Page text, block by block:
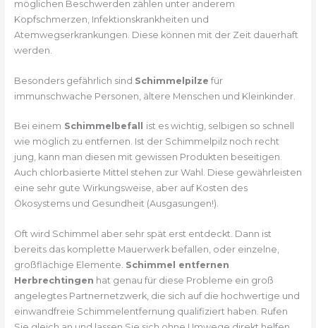
möglichen Beschwerden zählen unter anderem
Kopfschmerzen, Infektionskrankheiten und
Atemwegserkrankungen. Diese können mit der Zeit dauerhaft
werden.
Besonders gefährlich sind Schimmelpilze für
immunschwache Personen, ältere Menschen und Kleinkinder.
Bei einem Schimmelbefall ist es wichtig, selbigen so schnell
wie möglich zu entfernen. Ist der Schimmelpilz noch recht
jung, kann man diesen mit gewissen Produkten beseitigen.
Auch chlorbasierte Mittel stehen zur Wahl. Diese gewährleisten
eine sehr gute Wirkungsweise, aber auf Kosten des
Ökosystems und Gesundheit (Ausgasungen!).
Oft wird Schimmel aber sehr spät erst entdeckt. Dann ist
bereits das komplette Mauerwerk befallen, oder einzelne,
großflächige Elemente. Schimmel entfernen
Herbrechtingen hat genau für diese Probleme ein groß
angelegtes Partnernetzwerk, die sich auf die hochwertige und
einwandfreie Schimmelentfernung qualifiziert haben. Rufen